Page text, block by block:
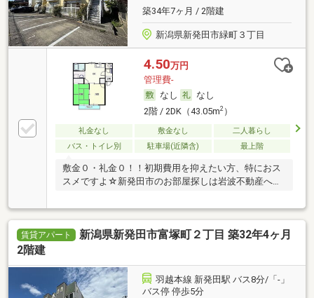
築34年7ヶ月 / 2階建
新潟県新発田市緑町３丁目
4.50万円
管理費-
なし
なし
2階 / 2DK（43.05m2）
礼金なし 敷金なし
二人暮らし
バス・トイレ別
駐車場(近隣含) 最上階
敷金０・礼金０！！初期費用を抑えたい方、特におス
スメですよ☆新発田市のお部屋探しは岩波不動産へ
賃貸アパート
新潟県新発田市富塚町２丁目 築32年4ヶ月
2階建
羽越本線 新発田駅 バス8分/「-」
バス停 停歩5分